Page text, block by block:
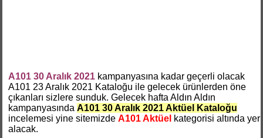
A101 30 Aralık 2021 kampanyasına kadar geçerli olacak
A101 23 Aralık 2021 Kataloğu ile gelecek ürünlerden öne
çıkanları sizlere sunduk. Gelecek hafta Aldın Aldın
kampanyasındaA101 30 Aralık 2021 Aktüel Kataloğu
incelemesi yine sitemizdeA101 Aktüel kategorisi altında yer
alacak.